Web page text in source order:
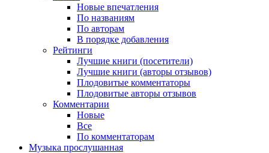
Новые впечатления
По названиям
По авторам
В порядке добавления
Рейтинги
Лучшие книги (посетители)
Лучшие книги (авторы отзывов)
Плодовитые комментаторы
Плодовитые авторы отзывов
Комментарии
Новые
Все
По комментаторам
Музыка прослушанная